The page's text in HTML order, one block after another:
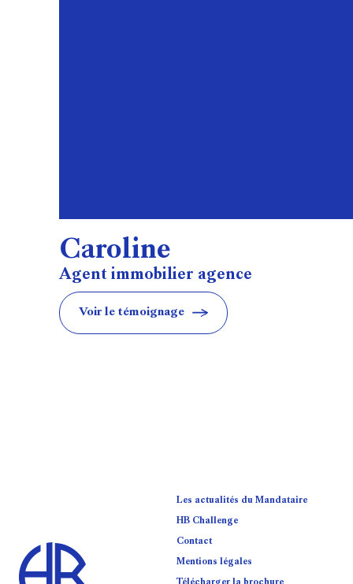
Caroline
Agent immobilier agence
Voir le témoignage
Les actualités du Mandataire
HB Challenge
Contact
Mentions légales